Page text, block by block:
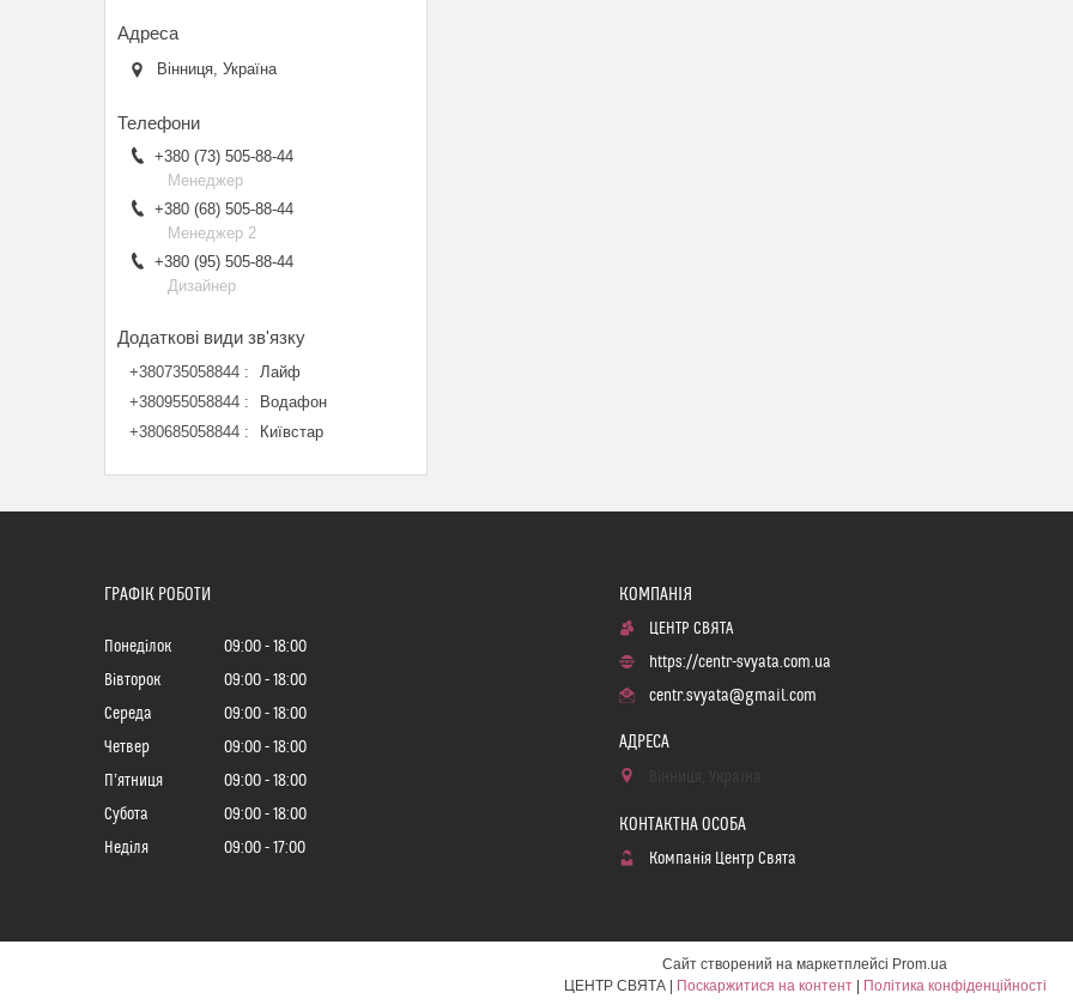
Вінниця, Україна
+380 (73) 505-88-44
Менеджер
+380 (68) 505-88-44
Менеджер 2
+380 (95) 505-88-44
Дизайнер
+380735058844
Лайф
+380955058844
Водафон
+380685058844
Київстар
ГРАФІК РОБОТИ
Понеділок 09:00
18:00
Вівторок
09:00
18:00
Середа
09:00
18:00
Четвер
09:00
18:00
Пʼятниця
09:00
18:00
Субота
09:00
18:00
Неділя
09:00 17:00
ЦЕНТР СВЯТА
https://centr-svyata.com.ua
centr.svyata@gmail.com
Компанія Центр Свята
Сайт створений на маркетплейсі Prom.ua
ЦЕНТР СВЯТА | Поскаржитися на контент | Політика конфіденційності